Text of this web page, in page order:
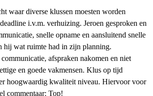
waar diverse klussen moesten worden
i.v.m. verhuizing. Jeroen gesproken en
snelle opname en aansluitend snelle
hij wat ruimte had in zijn planning.
afspraken nakomen en niet
en goede vakmensen. Klus op tijd
hoogwaardig kwaliteit niveau. Hiervoor voor
commentaar: Top!